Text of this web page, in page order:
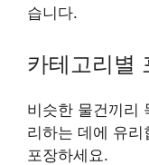
습니다.
카테고리별
비슷한 물건끼리
리하는 데에 유리
포장하세요.